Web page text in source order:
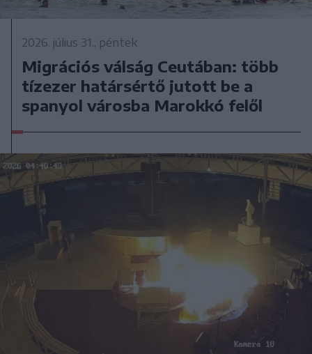
2026. július 31., péntek
Migrációs válság Ceutában: több
tízezer határsértő jutott be a
spanyol városba Marokkó felől